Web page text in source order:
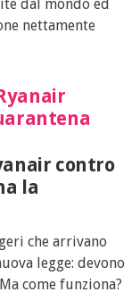
dal mondo ed
nettamente
contro
la
che arrivano
legge: devono
come funziona?